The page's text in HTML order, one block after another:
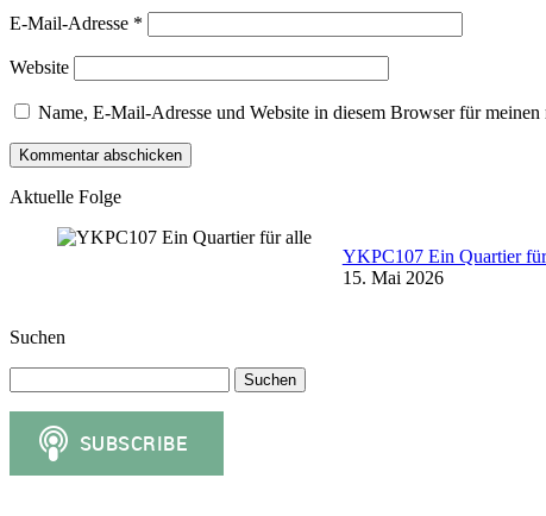
E-Mail-Adresse *
Website
Name, E-Mail-Adresse und Website in diesem Browser für meinen
Aktuelle Folge
YKPC107 Ein Quartier
15. Mai 2026
Suchen
nach: